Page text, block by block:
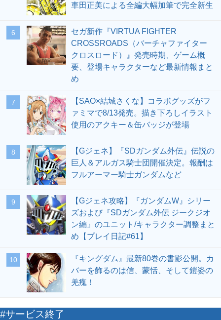
車田正美による全編大幅加筆で完全新生
6
セガ新作『VIRTUA FIGHTER
CROSSROADS（バーチャファイター
クロスロード）』発売時期、ゲーム概
要、登場キャラクターなど最新情報まと
め
7
【SAO×結城さくな】コラボグッズがフ
ァミマで8/13発売。描き下ろしイラスト
使用のアクキー＆缶バッジが登場
8
【Gジェネ】『SDガンダム外伝』伝説の
巨人＆アルガス騎士団開催決定。報酬は
フルアーマー騎士ガンダムなど
9
【Gジェネ攻略】『ガンダムW』シリー
ズおよび『SDガンダム外伝 ジークジオ
ン編』のユニット/キャラクター調整まと
め【プレイ日記#61】
10
『キングダム』最新80巻の書影公開。カ
バーを飾るのは信、蒙恬、そして鎧姿の
羌瘣！
#サービス終了